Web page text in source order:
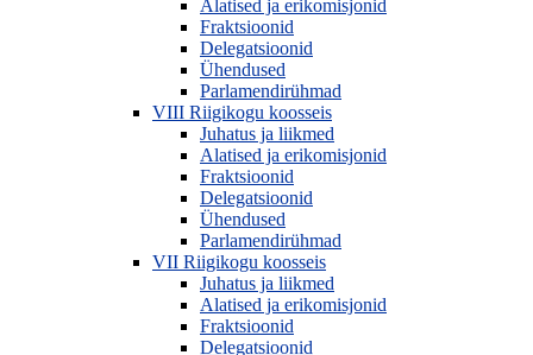
Alatised ja erikomisjonid
Fraktsioonid
Delegatsioonid
Ühendused
Parlamendirühmad
VIII Riigikogu koosseis
Juhatus ja liikmed
Alatised ja erikomisjonid
Fraktsioonid
Delegatsioonid
Ühendused
Parlamendirühmad
VII Riigikogu koosseis
Juhatus ja liikmed
Alatised ja erikomisjonid
Fraktsioonid
Delegatsioonid